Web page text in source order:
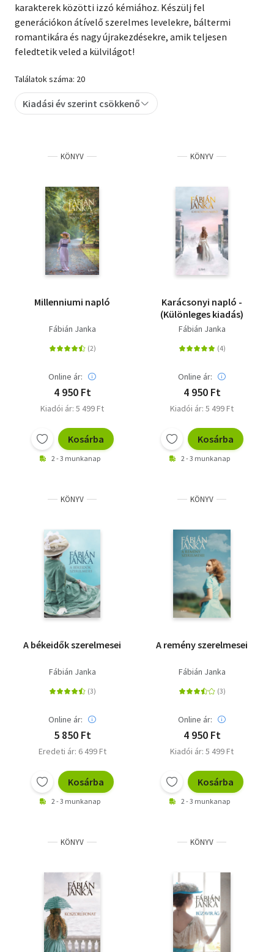
Vallás
karakterek közötti izzó kémiához. Készülj fel
generációkon átívelő szerelmes levelekre, báltermi
romantikára és nagy újrakezdésekre, amik teljesen
feledtetik veled a külvilágot!
Találatok száma: 20
Kiadási év szerint csökkenő
KÖNYV
Millenniumi napló
Fábián Janka
Online ár:
4 950 Ft
Kiadói ár: 5 499 Ft
Kosárba
2 - 3 munkanap
KÖNYV
Karácsonyi napló -
(Különleges kiadás)
Fábián Janka
Online ár:
4 950 Ft
Kiadói ár: 5 499 Ft
Kosárba
2 - 3 munkanap
KÖNYV
A békeidők szerelmesei
Fábián Janka
Online ár:
5 850 Ft
Eredeti ár: 6 499 Ft
Kosárba
2 - 3 munkanap
KÖNYV
A remény szerelmesei
Fábián Janka
Online ár:
4 950 Ft
Kiadói ár: 5 499 Ft
Kosárba
2 - 3 munkanap
KÖNYV KÖNYV